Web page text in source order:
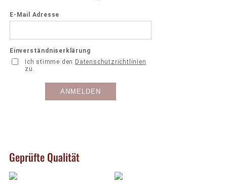
Geprüfte Qualität